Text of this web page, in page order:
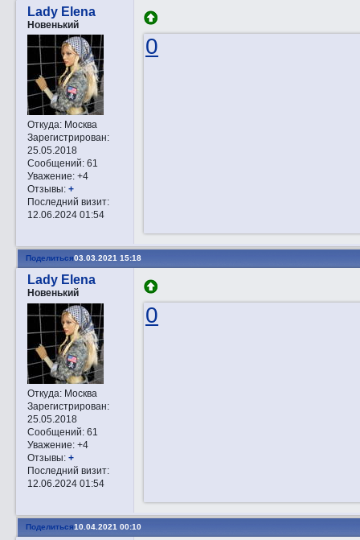
Lady Elena
Новенький
Откуда:Москва
Зарегистрирован:
25.05.2018
Сообщений:61
Уважение: +4
Отзывы: +
Последний визит:
12.06.2024 01:54
0
Поделиться03.03.2021 15:18
Lady Elena
Новенький
Откуда:Москва
Зарегистрирован:
25.05.2018
Сообщений:61
Уважение: +4
Отзывы: +
Последний визит:
12.06.2024 01:54
0
Поделиться10.04.2021 00:10